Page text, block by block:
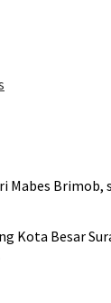
Brimob,
Besar